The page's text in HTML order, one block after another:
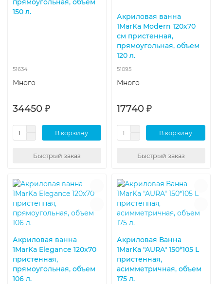
прямоугольная, объем
150 л.
51634
Много
34450 ₽
В корзину
Быстрый заказ
Акриловая ванна
1MarKa Modern 120х70
см пристенная,
прямоугольная, объем
120 л.
51095
Много
17740 ₽
В корзину
Быстрый заказ
Акриловая ванна
1MarKa Elegance 120х70
пристенная,
прямоугольная, объем
106 л.
Акриловая Ванна
1MarKa "AURA" 150*105 L
пристенная,
асимметричная, объем
175 л.